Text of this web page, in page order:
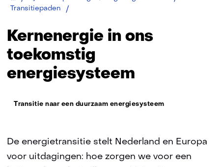
Transitiepaden
Kernenergie in ons
toekomstig
energiesysteem
Thema:
Transitie naar een duurzaam energiesysteem
De energietransitie stelt Nederland en Europa
voor uitdagingen: hoe zorgen we voor een